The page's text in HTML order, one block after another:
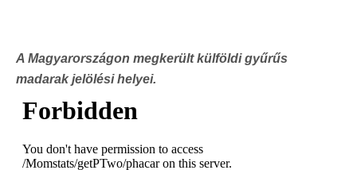
A Magyarországon megkerült külföldi gyűrűs
madarak jelölési helyei.